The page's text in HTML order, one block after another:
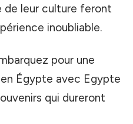
de leur culture feront
inoubliable.
pour une
Égypte avec Egypte
qui dureront